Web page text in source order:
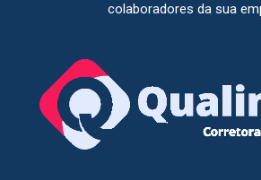
colaboradores da sua